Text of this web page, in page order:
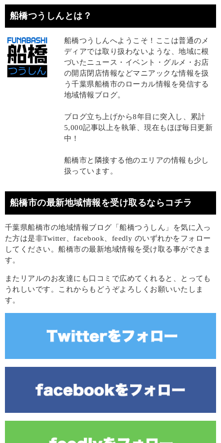
船橋つうしんとは？
船橋つうしんへようこそ！ここは普通のメ
ディアでは取り扱わないような、地域に根
づいたニュース・イベント・グルメ・お店
の開店閉店情報などマニアックな情報を扱
う千葉県船橋市のローカル情報を発信する
地域情報ブログ。
ブログ立ち上げから8年目に突入し、累計
5,000記事以上を執筆、現在もほぼ毎日更新
中！
船橋市と隣接する他のエリアの情報も少し
扱っています。
船橋市の最新地域情報を受け取るならコチラ
千葉県船橋市の地域情報ブログ「船橋つうしん」を気に入っ
た方は是非Twitter、facebook、feedly のいずれかをフォロー
してください。船橋市の最新地域情報を受け取る事ができま
す。
またリアルのお友達にも口コミで広めてくれると、とっても
うれしいです。これからもどうぞよろしくお願いいたしま
す。